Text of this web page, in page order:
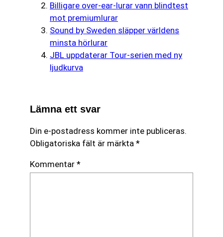
Billigare over-ear-lurar vann blindtest
mot premiumlurar
Sound by Sweden släpper världens
minsta hörlurar
JBL uppdaterar Tour-serien med ny
ljudkurva
Lämna ett svar
Din e-postadress kommer inte publiceras.
Obligatoriska fält är märkta *
Kommentar *